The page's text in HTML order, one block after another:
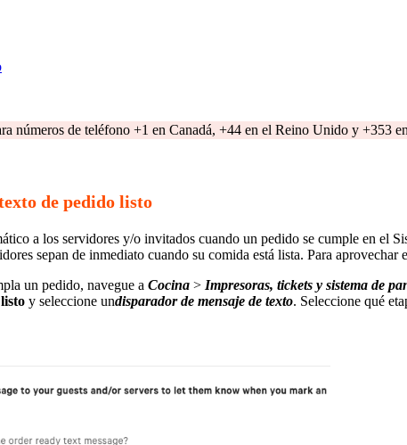
números de teléfono +1 en Canadá, +44 en el Reino Unido y +353
de pedido listo
a los servidores y/o invitados cuando un pedido se cumple en el
sepan de inmediato cuando su comida está lista. Para aprovechar
un pedido, navegue a Cocina > Impresoras, tickets y sistema de
y seleccione undisparador de mensaje de texto. Seleccione qué